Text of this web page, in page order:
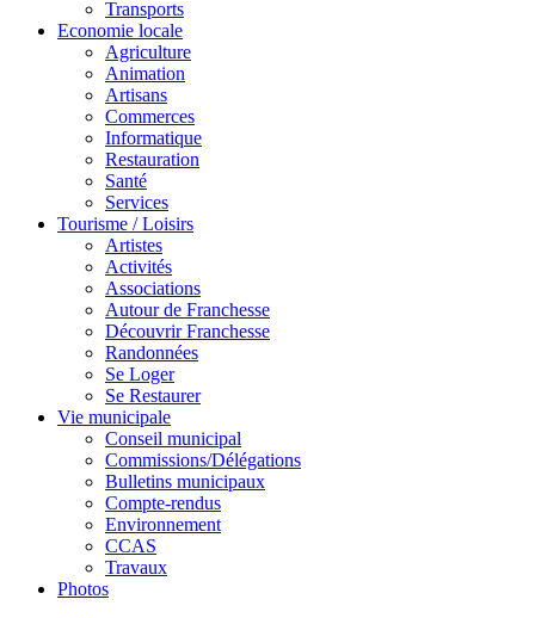
Transports
Economie locale
Agriculture
Animation
Artisans
Commerces
Informatique
Restauration
Santé
Services
Tourisme / Loisirs
Artistes
Activités
Associations
Autour de Franchesse
Découvrir Franchesse
Randonnées
Se Loger
Se Restaurer
Vie municipale
Conseil municipal
Commissions/Délégations
Bulletins municipaux
Compte-rendus
Environnement
CCAS
Travaux
Photos